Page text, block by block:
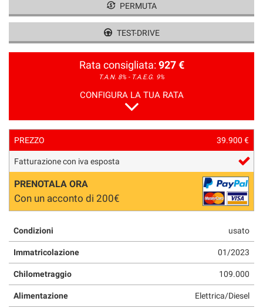
PERMUTA
TEST-DRIVE
Rata consigliata: 927 €
T.A.N. 8% - T.A.E.G. 9%
CONFIGURA LA TUA RATA
PREZZO 39.900 €
Fatturazione con iva esposta
PRENOTALA ORA
Con un acconto di 200€
Condizioni usato
Immatricolazione 01/2023
Chilometraggio 109.000
Alimentazione Elettrica/Diesel